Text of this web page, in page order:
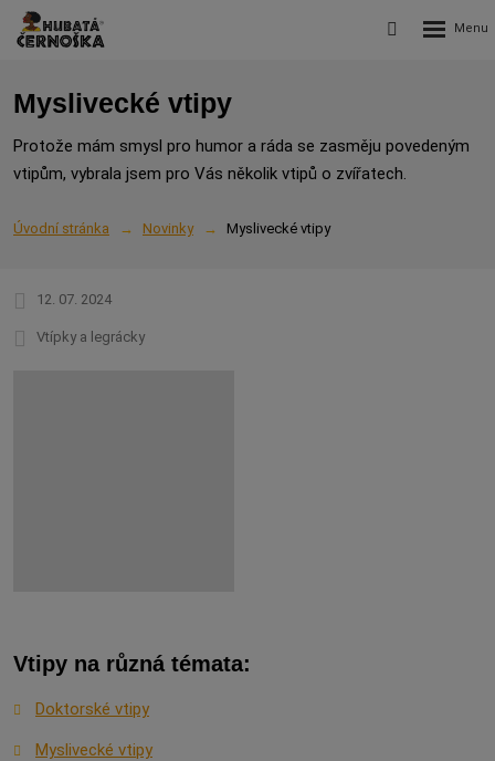
Vyhledávání
Rozbalení
Myslivecké vtipy
Protože mám smysl pro humor a ráda se zasměju povedeným
vtipům, vybrala jsem pro Vás několik vtipů o zvířatech.
Úvodní stránka Novinky Myslivecké vtipy
12. 07. 2024
Vtípky a legrácky
Vtipy na různá témata:
Doktorské vtipy
Myslivecké vtipy